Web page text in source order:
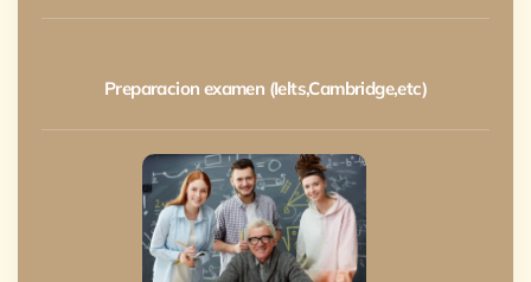
Preparacion examen (Ielts,Cambridge,etc)